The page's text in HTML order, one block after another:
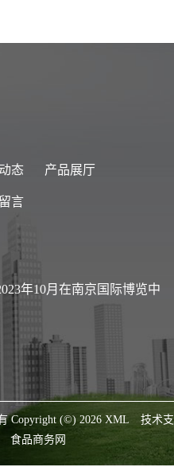
态 产品展厅
言
年10月在南京国际博览中
间体/包装/设备交易会
Copyright (©) 2026 XML
技术支
食品商务网